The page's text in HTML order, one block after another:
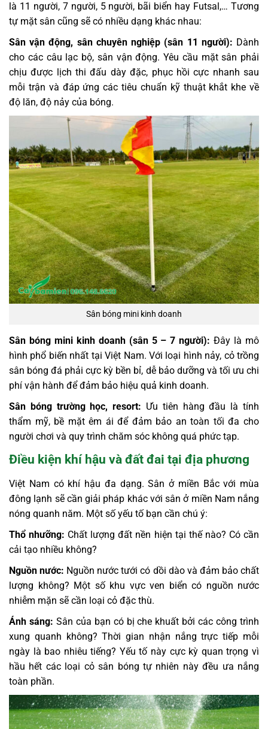
là 11 người, 7 người, 5 người, bãi biển hay Futsal,… Tương
tự mặt sân cũng sẽ có nhiều dạng khác nhau:
Sân vận động, sân chuyên nghiệp (sân 11 người): Dành
cho các câu lạc bộ, sân vận động. Yêu cầu mặt sân phải
chịu được lịch thi đấu dày đặc, phục hồi cực nhanh sau
mỗi trận và đáp ứng các tiêu chuẩn kỹ thuật khắt khe về
độ lăn, độ nảy của bóng.
Sân bóng mini kinh doanh
Sân bóng mini kinh doanh (sân 5 – 7 người): Đây là mô
hình phổ biến nhất tại Việt Nam. Với loại hình nảy, cỏ trồng
sân bóng đá phải cực kỳ bền bỉ, dễ bảo dưỡng và tối ưu chi
phí vận hành để đảm bảo hiệu quả kinh doanh.
Sân bóng trường học, resort: Ưu tiên hàng đầu là tính
thẩm mỹ, bề mặt êm ái để đảm bảo an toàn tối đa cho
người chơi và quy trình chăm sóc không quá phức tạp.
Điều kiện khí hậu và đất đai tại địa phương
Việt Nam có khí hậu đa dạng. Sân ở miền Bắc với mùa
đông lạnh sẽ cần giải pháp khác với sân ở miền Nam nắng
nóng quanh năm. Một số yếu tố bạn cần chú ý:
Thổ nhưỡng: Chất lượng đất nền hiện tại thế nào? Có cần
cải tạo nhiều không?
Nguồn nước: Nguồn nước tưới có dồi dào và đảm bảo chất
lượng không? Một số khu vực ven biển có nguồn nước
nhiễm mặn sẽ cần loại cỏ đặc thù.
Ánh sáng: Sân của bạn có bị che khuất bởi các công trình
xung quanh không? Thời gian nhận nắng trực tiếp mỗi
ngày là bao nhiêu tiếng? Yếu tố này cực kỳ quan trọng vì
hầu hết các loại cỏ sân bóng tự nhiên này đều ưa nắng
toàn phần.